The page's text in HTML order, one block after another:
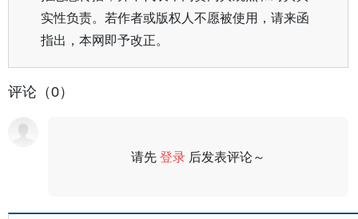
实性负责。若作者或版权人不愿被使用，请来函
指出，本网即予改正。
评论（0）
请先登录 后发表评论～